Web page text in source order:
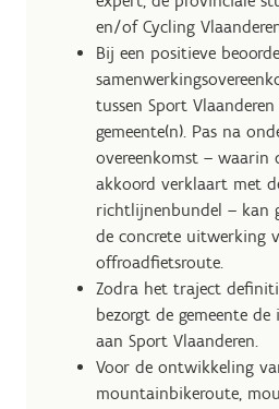
en/of Cycling
Bij een positieve
tussen Sport
gemeente(n). Pas na
overeenkomst – waarin
akkoord verklaart met
richtlijnenbundel – kan
de concrete uitwerking
offroadfietsroute.
Zodra het traject
bezorgt de gemeente
aan Sport Vlaanderen.
Voor de ontwikkeling
mountainbikeroute,